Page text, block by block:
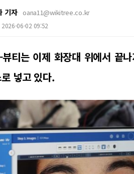
기자 oana11@wikitree.co.kr
2026-06-02 09:52
뷰티는 이제 화장대 위에서 끝
넣고 있다.